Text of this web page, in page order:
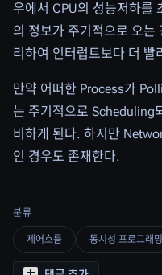
우에서 CPU의 성능저하를
의 정보가 주기적으로 오는
리하여 인터럽트보다 더 빨
만약 어떠한 Process가
는 주기적으로 Scheduling
비하게 된다. 하지만
인 경우도 존재한다.
분류
제어흐름 동시성 프로그래밍